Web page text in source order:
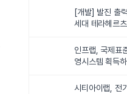
[개발] 발진 출
세대 테라헤르
인프랩, 국제표
영시스템 획득
시티아이랩, 전